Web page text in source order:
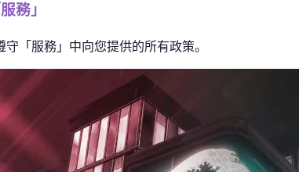
務」
守「服務」中向您提供的所有政策。